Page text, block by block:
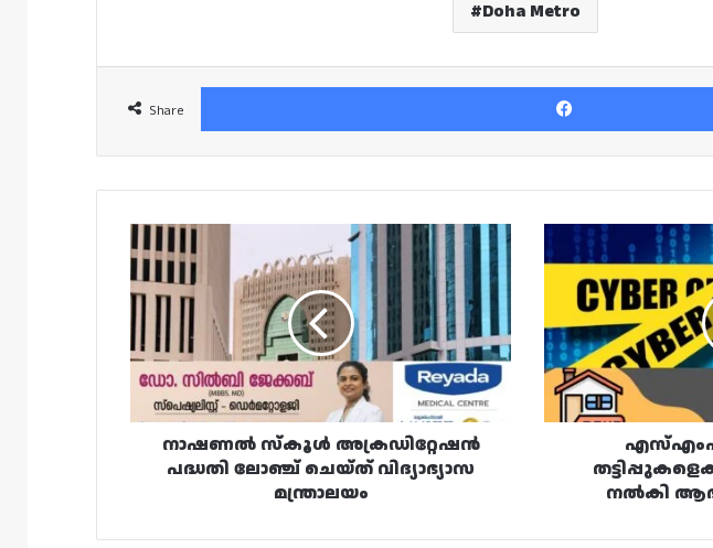
Doha Metro
Share
നാഷണൽ
സ്കൂൾ
അക്രഡിറ്റേഷൻ
പദ്ധതി
ലോഞ്ച്
ചെയ്ത്
വിദ്യാഭ്യാസ
മന്ത്രാലയം
നാഷണൽ സ്കൂൾ അക്രഡിറ്റേഷൻ
പദ്ധതി ലോഞ്ച് ചെയ്ത് വിദ്യാഭ്യാസ
മന്ത്രാലയം
എസ്എംഎസ്
വഴിയുള്ള
തട്ടിപ്പുകളെക്കുറിച്ച്
മുന്നറിയിപ്പ്
നൽകി
ആഭ്യന്തര
മന്ത്രാലയം
നൽകി